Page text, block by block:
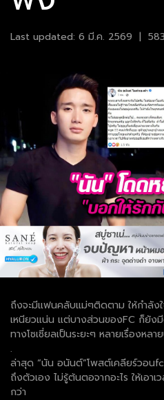
Last updated: 6 มี.ค. 2569 |
ถึงจะมีแฟนคลับแม่ๆติดตาม ให้กำลัง
เหนียวแน่น แต่บางส่วนของFC ก็ยังมี
ทางโซเชี่ยลเป็นระยะๆ หลายเรื่องหลา
.
ล่าสุด “นัน อนันต์”โพสต์เคลียร์วอนfc
ถึงตัวเอง ไม่รู้ต้นตอจากอะไร ให้เอา
กว่า